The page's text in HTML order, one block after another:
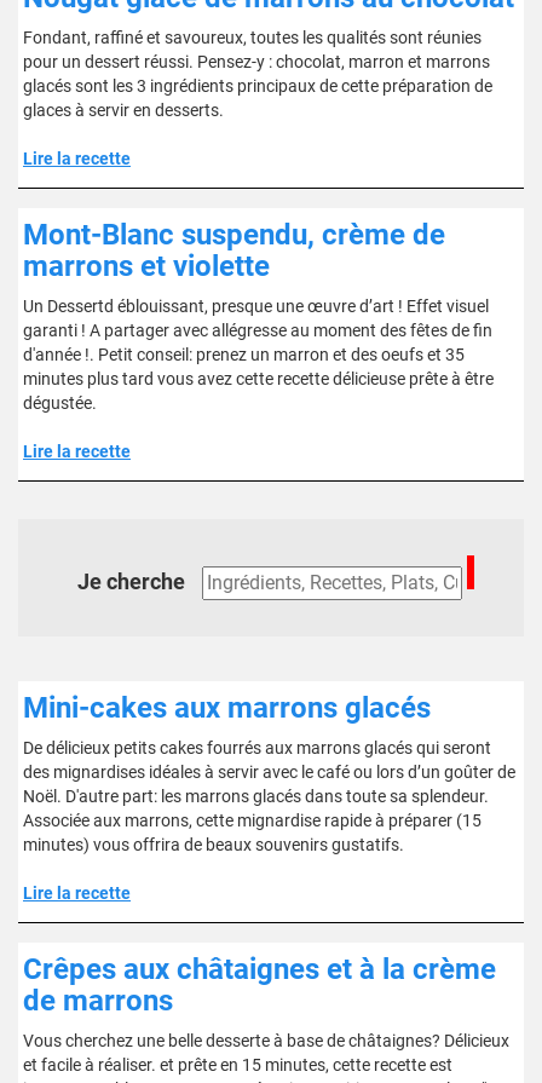
Fondant, raffiné et savoureux, toutes les qualités sont réunies
pour un dessert réussi. Pensez-y : chocolat, marron et marrons
glacés sont les 3 ingrédients principaux de cette préparation de
glaces à servir en desserts.
Lire la recette
Mont-Blanc suspendu, crème de
marrons et violette
Un Dessertd éblouissant, presque une œuvre d’art ! Effet visuel
garanti ! A partager avec allégresse au moment des fêtes de fin
d'année !. Petit conseil: prenez un marron et des oeufs et 35
minutes plus tard vous avez cette recette délicieuse prête à être
dégustée.
Lire la recette
Je cherche
Mini-cakes aux marrons glacés
De délicieux petits cakes fourrés aux marrons glacés qui seront
des mignardises idéales à servir avec le café ou lors d’un goûter de
Noël. D'autre part: les marrons glacés dans toute sa splendeur.
Associée aux marrons, cette mignardise rapide à préparer (15
minutes) vous offrira de beaux souvenirs gustatifs.
Lire la recette
Crêpes aux châtaignes et à la crème
de marrons
Vous cherchez une belle desserte à base de châtaignes? Délicieux
et facile à réaliser. et prête en 15 minutes, cette recette est